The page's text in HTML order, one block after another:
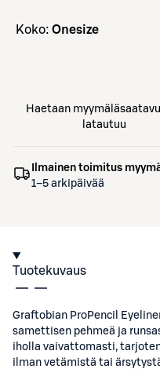
koko: Onesize
Haetaan
latautuu
Ilmainen toimitus
1–5 arkipäivää
Tuotekuvaus
Graftobian ProPencil
samettisen pehmeä ja
iholla vaivattomasti,
ilman vetämistä tai